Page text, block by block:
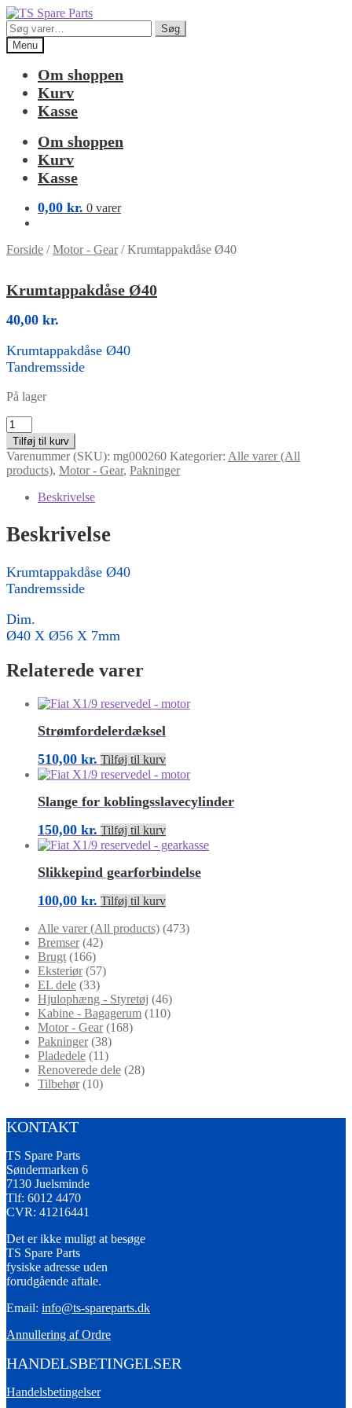
Spring
til
navigation
Spring
til
indhold
Søg
efter:
Søg
Menu
Om shoppen
Kurv
Kasse
Om shoppen
Kurv
Kasse
0,00 kr. 0 varer
Forside /Motor - Gear/Krumtappakdåse Ø40
Krumtappakdåse Ø40
40,00 kr.
Krumtappakdåse Ø40
Tandremsside
På lager
Krumtappakdåse
Ø40
antal
Tilføj til kurv
Varenummer (SKU): mg000260 Kategorier: Alle varer (All
products), Motor - Gear, Pakninger
Beskrivelse
Beskrivelse
Krumtappakdåse Ø40
Tandremsside
Dim.
Ø40 X Ø56 X 7mm
Relaterede varer
Strømfordelerdæksel
510,00 kr. Tilføj til kurv
Slange for koblingsslavecylinder
150,00 kr. Tilføj til kurv
Slikkepind gearforbindelse
100,00 kr. Tilføj til kurv
Alle varer (All products) (473)
Bremser (42)
Brugt (166)
Eksteriør (57)
EL dele (33)
Hjulophæng - Styretøj (46)
Kabine - Bagagerum (110)
Motor - Gear (168)
Pakninger (38)
Pladedele (11)
Renoverede dele (28)
Tilbehør (10)
KONTAKT
TS Spare Parts
Søndermarken 6
7130 Juelsminde
Tlf: 6012 4470
CVR: 41216441
Det er ikke muligt at besøge
TS Spare Parts
fysiske adresse uden
forudgående aftale.
Email: info@ts-spareparts.dk
Annullering af Ordre
HANDELSBETINGELSER
Handelsbetingelser